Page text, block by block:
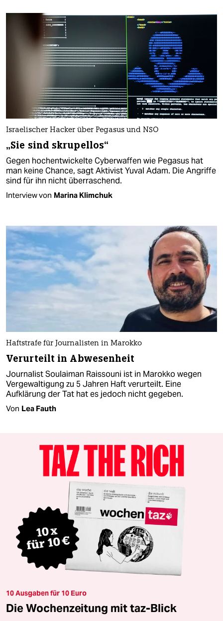
Israelischer Hacker über Pegasus und NSO
„Sie sind skrupellos“
Gegen hochentwickelte Cyberwaffen wie Pegasus hat
man keine Chance, sagt Aktivist Yuval Adam. Die Angriffe
sind für ihn nicht überraschend.
Interview von Marina Klimchuk
Haftstrafe für Journalisten in Marokko
Verurteilt in Abwesenheit
Journalist Soulaiman Raissouni ist in Marokko wegen
Vergewaltigung zu 5 Jahren Haft verurteilt. Eine
Aufklärung der Tat hat es jedoch nicht gegeben.
Von Lea Fauth
10 Ausgaben für 10 Euro
Die Wochenzeitung mit taz-Blick